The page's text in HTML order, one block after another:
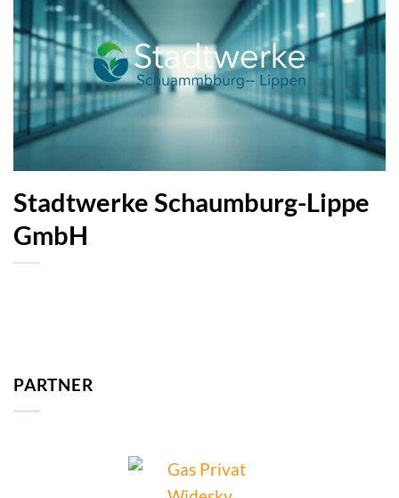
Stadtwerke Schaumburg-Lippe
GmbH
PARTNER